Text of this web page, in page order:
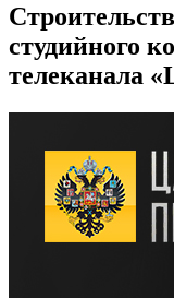
студийного
телеканала